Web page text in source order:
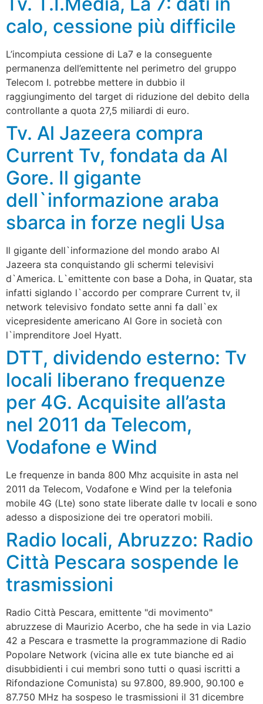
calo, cessione più difficile
L’incompiuta cessione di La7 e la conseguente
permanenza dell’emittente nel perimetro del gruppo
Telecom I. potrebbe mettere in dubbio il
raggiungimento del target di riduzione del debito della
controllante a quota 27,5 miliardi di euro.
Tv. Al Jazeera compra
Current Tv, fondata da Al
Gore. Il gigante
dell`informazione araba
sbarca in forze negli Usa
Il gigante dell`informazione del mondo arabo Al
Jazeera sta conquistando gli schermi televisivi
d`America. L`emittente con base a Doha, in Quatar, sta
infatti siglando l`accordo per comprare Current tv, il
network televisivo fondato sette anni fa dall`ex
vicepresidente americano Al Gore in società con
l`imprenditore Joel Hyatt.
DTT, dividendo esterno: Tv
locali liberano frequenze
per 4G. Acquisite all’asta
nel 2011 da Telecom,
Vodafone e Wind
Le frequenze in banda 800 Mhz acquisite in asta nel
2011 da Telecom, Vodafone e Wind per la telefonia
mobile 4G (Lte) sono state liberate dalle tv locali e sono
adesso a disposizione dei tre operatori mobili.
Radio locali, Abruzzo: Radio
Città Pescara sospende le
trasmissioni
Radio Città Pescara, emittente "di movimento"
abruzzese di Maurizio Acerbo, che ha sede in via Lazio
42 a Pescara e trasmette la programmazione di Radio
Popolare Network (vicina alle ex tute bianche ed ai
disubbidienti i cui membri sono tutti o quasi iscritti a
Rifondazione Comunista) su 97.800, 89.900, 90.100 e
87.750 MHz ha sospeso le trasmissioni il 31 dicembre